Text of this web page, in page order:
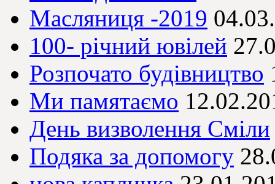
Масляниця -2019
100- річний ювілей
Розпочато будівництво
Ми памятаємо
День визволення Сміли
Подяка за допомогу